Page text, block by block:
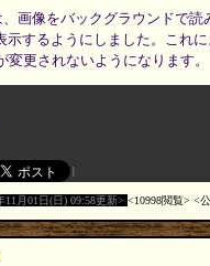
画像をバックグラウンドで読
示するようにしました。これ
変更されないようになります。
11月01日(日) 09:58更新 10998閲覧